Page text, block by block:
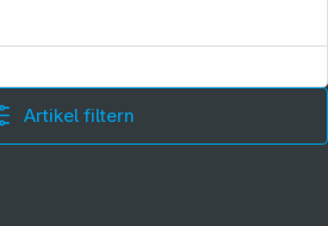
Artikel filtern